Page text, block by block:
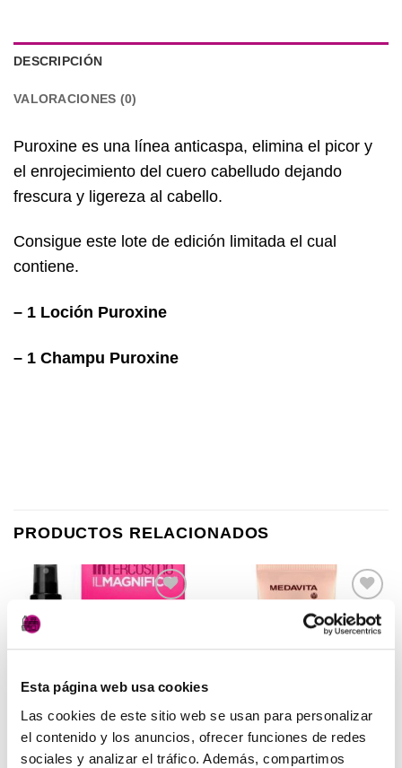
Esta página web usa cookies
Las cookies de este sitio web se usan para personalizar
el contenido y los anuncios, ofrecer funciones de redes
sociales y analizar el tráfico. Además, compartimos
DESCRIPCIÓN
VALORACIONES (0)
Puroxine es una línea anticaspa, elimina el picor y
el enrojecimiento del cuero cabelludo dejando
frescura y ligereza al cabello.
Consigue este lote de edición limitada el cual
contiene.
– 1 Loción Puroxine
– 1 Champu Puroxine
PRODUCTOS RELACIONADOS
PELUQUERÍA
Añadir
a la
PELUQUERÍA